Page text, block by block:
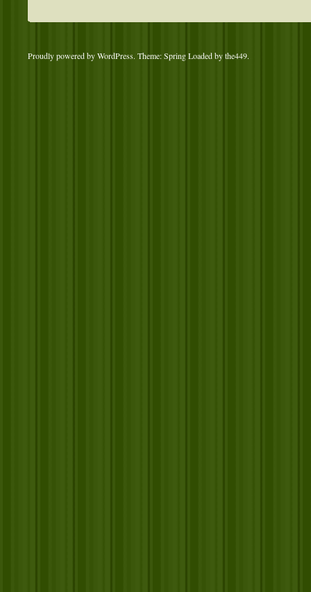
Proudly powered by WordPress. Theme: Spring Loaded bythe449.